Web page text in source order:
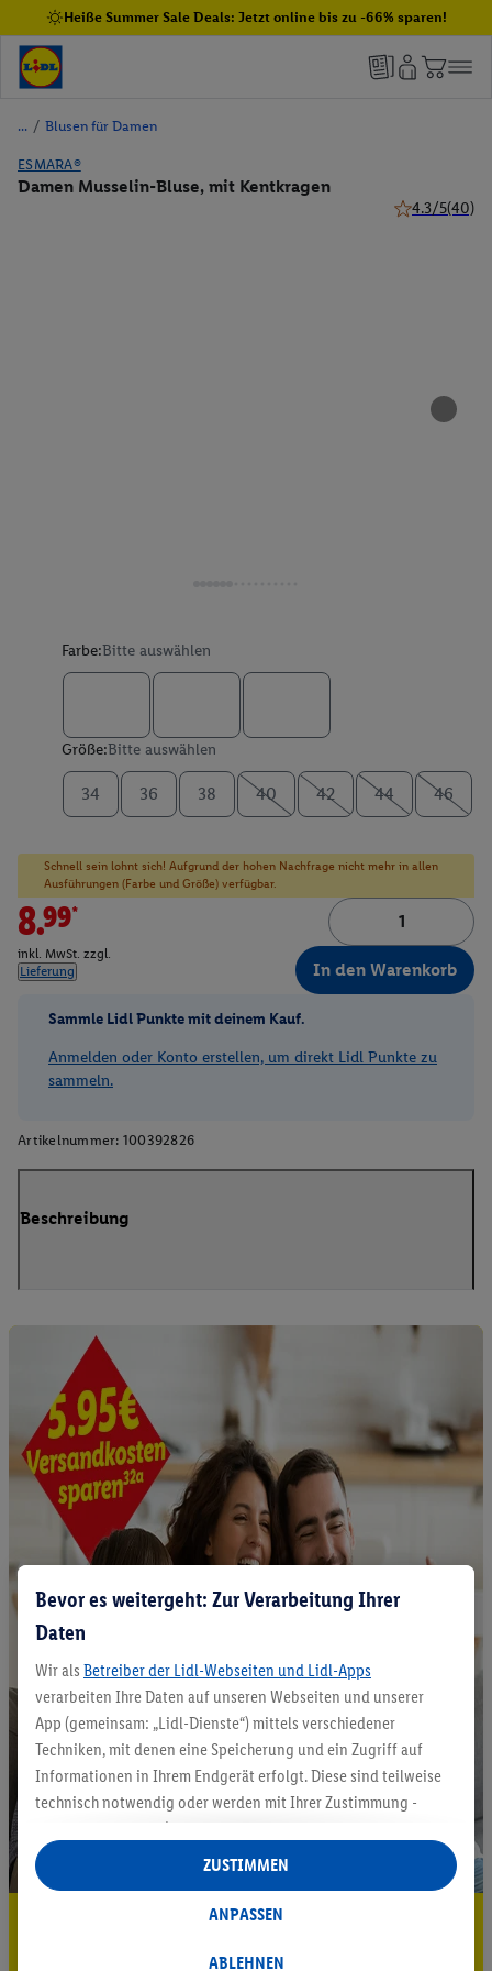
Heiße Summer Sale Deals: Jetzt online bis zu -66% sparen!
/ Blusen für Damen
ESMARA®
Damen Musselin-Bluse, mit Kentkragen
4.3/5(40)
Farbe:Bitte auswählen
Größe:Bitte auswählen
34 36 38 40 42 44 46
Schnell sein lohnt sich! Aufgrund der hohen Nachfrage nicht mehr in allen
Ausführungen (Farbe und Größe) verfügbar.
8.99*
inkl. MwSt. zzgl.
Lieferung
In den Warenkorb
Sammle Lidl Punkte mit deinem Kauf.
Anmelden oder Konto erstellen, um direkt Lidl Punkte zu
sammeln.
Artikelnummer: 100392826
Beschreibung
5.95 € Versand sparen³²ᵃ
Jetzt zum Newsletter anmelden
Bevor es weitergeht: Zur Verarbeitung Ihrer
Daten
Wir als Betreiber der Lidl-Webseiten und Lidl-Apps
verarbeiten Ihre Daten auf unseren Webseiten und unserer
App (gemeinsam: „Lidl-Dienste“) mittels verschiedener
Techniken, mit denen eine Speicherung und ein Zugriff auf
Informationen in Ihrem Endgerät erfolgt. Diese sind teilweise
technisch notwendig oder werden mit Ihrer Zustimmung -
auch durch Partner (u.a.
Verantwortliche; im Zusammenhang mit dem IAB TCF
insgesamt
Statistik-Erstellung oder für personalisierte Werbung
Datenverarbeitungen für personalisierte Werbung werden
ABLEHNEN
ANPASSEN
ZUSTIMMEN